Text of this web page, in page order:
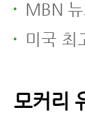
MBN 뉴스, 김
미국 최고의
모커리